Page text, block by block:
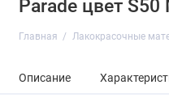
Parade цвет S50
Главная Лакокрасочные
Описание